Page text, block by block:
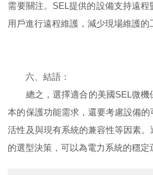
需要關注。SEL提供的設備支持遠
用戶進行遠程維護，減少現場維護的
六、結語：
總之，選擇適合的美國SEL微機
本的保護功能需求，還要考慮設備
活性及與現有系統的兼容性等因素
的選型決策，可以為電力系統的穩定